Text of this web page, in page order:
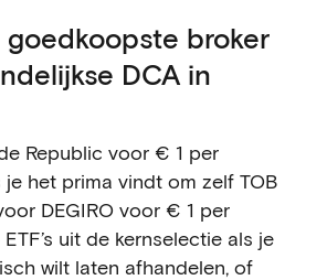
goedkoopste broker
DCA in
Republic voor € 1 per
het prima vindt om zelf TOB
DEGIRO voor € 1 per
uit de kernselectie als je
wilt laten afhandelen, of